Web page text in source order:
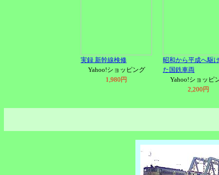
実録 新幹線検修
Yahoo!ショッピング
1,980円
昭和から平成へ駆
た国鉄車両
Yahoo!ショッピ
2,200円